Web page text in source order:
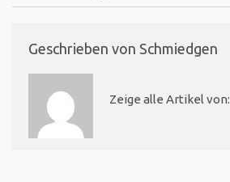
Geschrieben von Schmiedgen
Zeige alle Artikel von: